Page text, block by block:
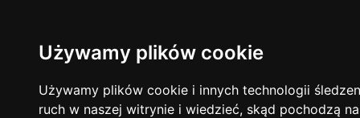
Używamy plików cookie
Używamy plików cookie i innych technologii
ruch w naszej witrynie i wiedzieć, skąd pochodzą